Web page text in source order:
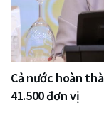
Cả nước hoàn
41.500 đơn vị